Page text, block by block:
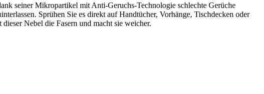
seiner Mikropartikel mit Anti-Geruchs-Technologie schlechte Gerüche
Sprühen Sie es direkt auf Handtücher, Vorhänge, Tischdecken oder
Nebel die Fasern und macht sie weicher.